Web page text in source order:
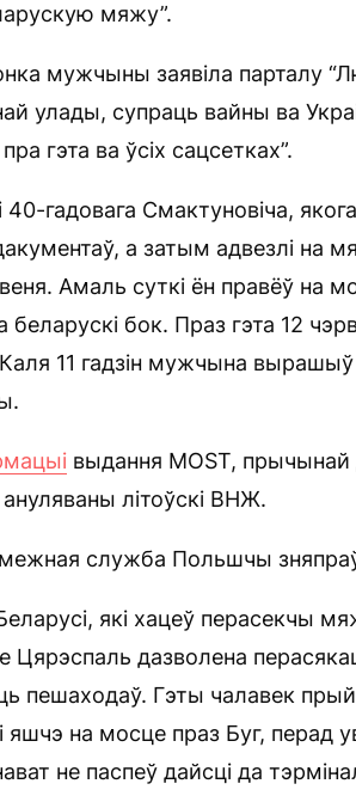
мяжу”.
мужчыны заявіла парталу
улады, супраць вайны ва
гэта ва ўсіх сацсетках”.
гадовага Смактуновіча,
а затым адвезлі на
Амаль суткі ён правёў на
беларускі бок. Праз гэта 12
Каля 11 гадзін мужчына
выдання MOST, прычынай
літоўскі ВНЖ.
служба Польшчы
які хацеў перасекчы
Цярэспаль дазволена
пешаходаў. Гэты чалавек
яшчэ на мосце праз Буг,
не паспеў дайсці да